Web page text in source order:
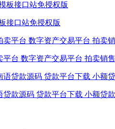
接口站免授权版
平台 数字资产交易平台 拍卖销
贷款源码 贷款平台下载 小额贷